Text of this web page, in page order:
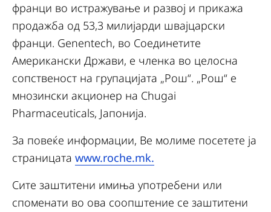
франци во истражување и развој и прикажа
продажба од 53,3 милијарди швајцарски
франци. Genentech, во Соединетите
Американски Држави, е членка во целосна
сопственост на групацијата „Рош“. „Рош“ е
мнозински акционер на Chugai
Pharmaceuticals, Јапонија.
За повеќе информации, Ве молиме посетете ја
страницата www.roche.mk.
Сите заштитени имиња употребени или
споменати во ова соопштение се заштитени